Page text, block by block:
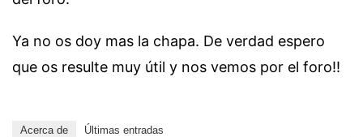
Ya no os doy mas la chapa. De verdad espero
que os resulte muy útil y nos vemos por el foro!!
Acerca de Últimas entradas